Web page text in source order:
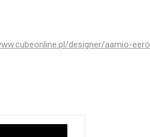
designer/aamio-eero